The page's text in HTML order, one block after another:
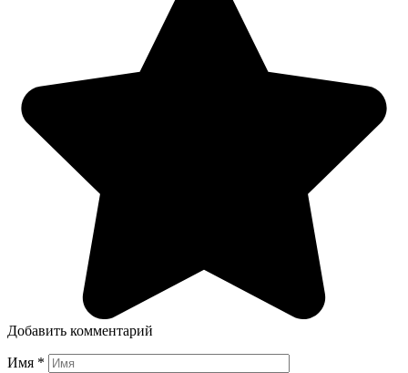
Добавить комментарий
Имя *